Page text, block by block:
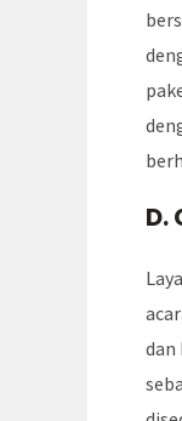
D.
dan